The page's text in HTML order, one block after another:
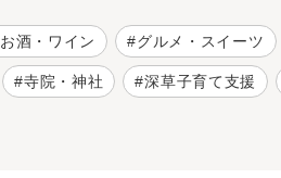
お酒・ワイン グルメ・スイーツ
寺院・神社 深草子育て支援